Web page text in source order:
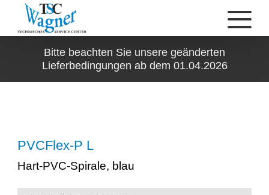
Bitte beachten Sie unsere geänderten
Lieferbedingungen ab dem 01.04.2026
PVCFlex-P L
Hart-PVC-Spirale, blau